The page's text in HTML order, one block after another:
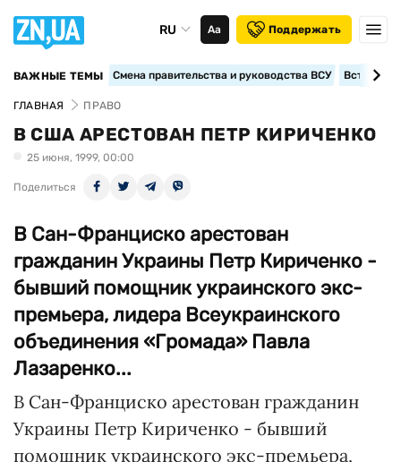
RU Аа Поддержать
ВАЖНЫЕ ТЕМЫ Смена правительства и руководства ВСУ
ГЛАВНАЯ ПРАВО
В США АРЕСТОВАН ПЕТР КИРИЧЕНКО
25 июня, 1999, 00:00
Поделиться
В Сан-Франциско арестован
гражданин Украины Петр Кириченко -
бывший помощник украинского экс-
премьера, лидера Всеукраинского
объединения «Громада» Павла
Лазаренко...
В Сан-Франциско арестован гражданин
Украины Петр Кириченко - бывший
помощник украинского экс-премьера,